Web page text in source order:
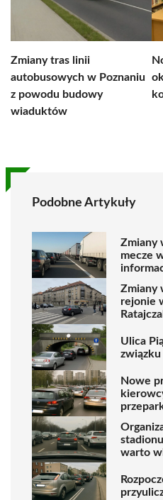
Zmiany tras linii
autobusowych w Poznaniu
z powodu budowy
wiaduktów
Podobne Artykuły
Zmiany
mecze
Zmiany
rejonie
Ulica
Nowe
warto